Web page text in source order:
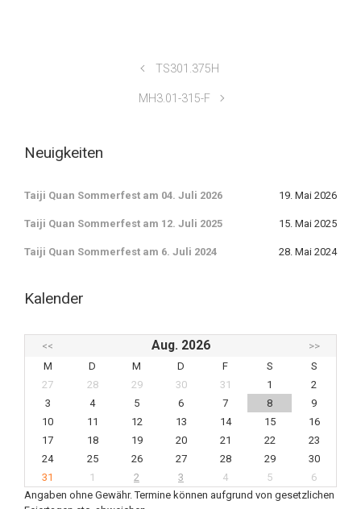
TS301.375H
MH3.01-315-F
Neuigkeiten
Taiji Quan Sommerfest am 04. Juli 2026 19. Mai 2026
Taiji Quan Sommerfest am 12. Juli 2025 15. Mai 2025
Taiji Quan Sommerfest am 6. Juli 2024 28. Mai 2024
Kalender
<< Aug. 2026
>>
M
D M D F S
S
27
28 29 30 31 1
2
3
4 5 6 7 8
9
10
11 12 13 14 15
16
17
18 19 20 21 22
23
24
25 26 27 28 29
30
31
1 2 3 4 5
6
Angaben ohne Gewähr. Termine können aufgrund von gesetzlichen